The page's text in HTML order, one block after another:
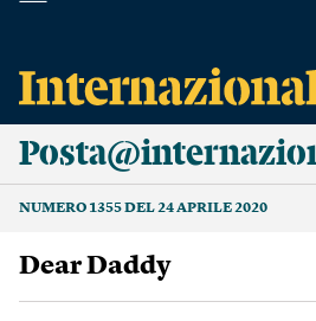
NUMERO 1355 DEL 24 APRILE 2020
Dear Daddy